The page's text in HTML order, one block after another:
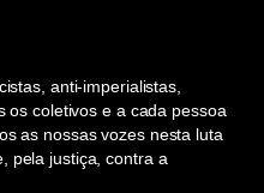
anti-imperialistas,
os coletivos e a cada pessoa
as nossas vozes nesta luta
pela justiça, contra a